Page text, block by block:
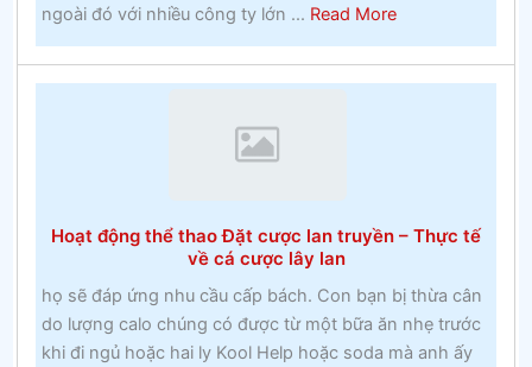
ngoài đó với nhiều công ty lớn ... Read Moreabout
Ghi
nhớ
tại
khoa
Công
giáo
Hoạt động thể thao Đặt cược lan truyền – Thực tế
về cá cược lây lan
họ sẽ đáp ứng nhu cầu cấp bách. Con bạn bị thừa cân
do lượng calo chúng có được từ một bữa ăn nhẹ trước
khi đi ngủ hoặc hai ly Kool Help hoặc soda mà anh ấy